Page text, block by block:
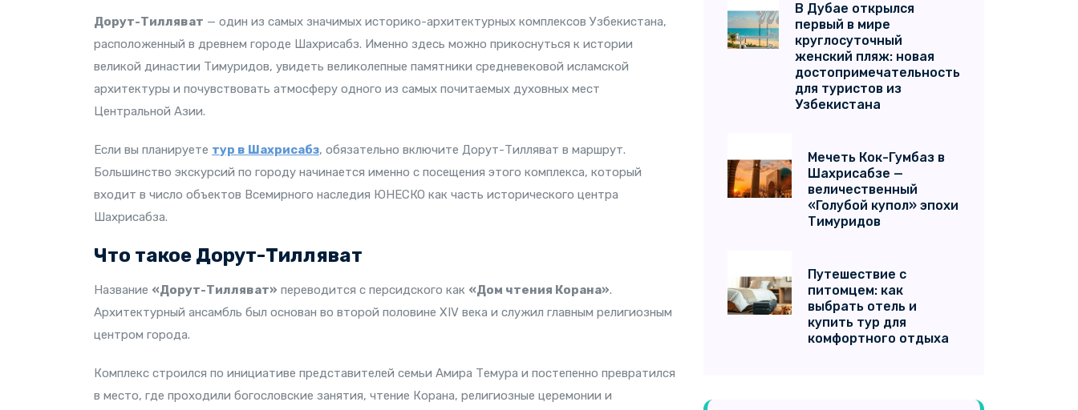
Дорут-Тилляват — один из самых значимых историко-архитектурных комплексов Узбекистана,
расположенный в древнем городе Шахрисабз. Именно здесь можно прикоснуться к истории
великой династии Тимуридов, увидеть великолепные памятники средневековой исламской
архитектуры и почувствовать атмосферу одного из самых почитаемых духовных мест
Центральной Азии.
Если вы планируете тур в Шахрисабз, обязательно включите Дорут-Тилляват в маршрут.
Большинство экскурсий по городу начинается именно с посещения этого комплекса, который
входит в число объектов Всемирного наследия ЮНЕСКО как часть исторического центра
Шахрисабза.
Что такое Дорут-Тилляват
Название «Дорут-Тилляват» переводится с персидского как «Дом чтения Корана».
Архитектурный ансамбль был основан во второй половине XIV века и служил главным религиозным
центром города.
Комплекс строился по инициативе представителей семьи Амира Темура и постепенно превратился
в место, где проходили богословские занятия, чтение Корана, религиозные церемонии и
В Дубае открылся
первый в мире
круглосуточный
женский пляж: новая
достопримечательность
для туристов из
Узбекистана
Мечеть Кок-Гумбаз в
Шахрисабзе —
величественный
«Голубой купол» эпохи
Тимуридов
Путешествие с
питомцем: как
выбрать отель и
купить тур для
комфортного отдыха